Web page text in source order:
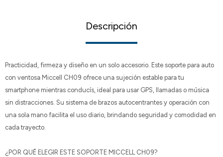
Descripción
Practicidad, firmeza y diseño en un solo accesorio. Este soporte para auto
con ventosa Miccell CH09 ofrece una sujeción estable para tu
smartphone mientras conducís, ideal para usar GPS, llamadas o música
sin distracciones. Su sistema de brazos autocentrantes y operación con
una sola mano facilita el uso diario, brindando seguridad y comodidad en
cada trayecto.
¿POR QUÉ ELEGIR ESTE SOPORTE MICCELL CH09?